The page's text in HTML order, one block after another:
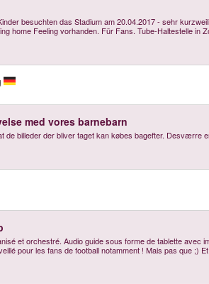
besuchten das Stadium am 20.04.2017 - sehr
home Feeling vorhanden. Für Fans. Tube-Haltestelle in
med vores barnebarn
billeder der bliver taget kan købes bagefter. Desværre
et orchestré. Audio guide sous forme de tablette
pour les fans de football notamment ! Mais pas que ;)